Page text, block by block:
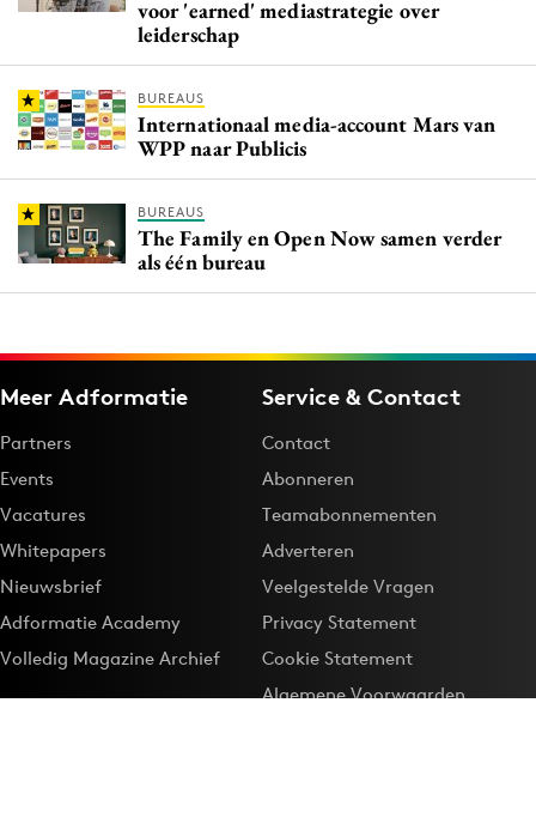
voor 'earned' mediastrategie over
leiderschap
BUREAUS
Internationaal media-account Mars van
WPP naar Publicis
BUREAUS
The Family en Open Now samen verder
als één bureau
Meer Adformatie
Partners
Events
Vacatures
Whitepapers
Nieuwsbrief
Adformatie Academy
Volledig Magazine Archief
Service & Contact
Contact
Abonneren
Teamabonnementen
Adverteren
Veelgestelde Vragen
Privacy Statement
Cookie Statement
Algemene Voorwaarden